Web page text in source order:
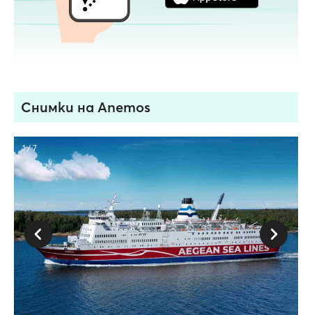
Снимки на Anemos
1 / 7